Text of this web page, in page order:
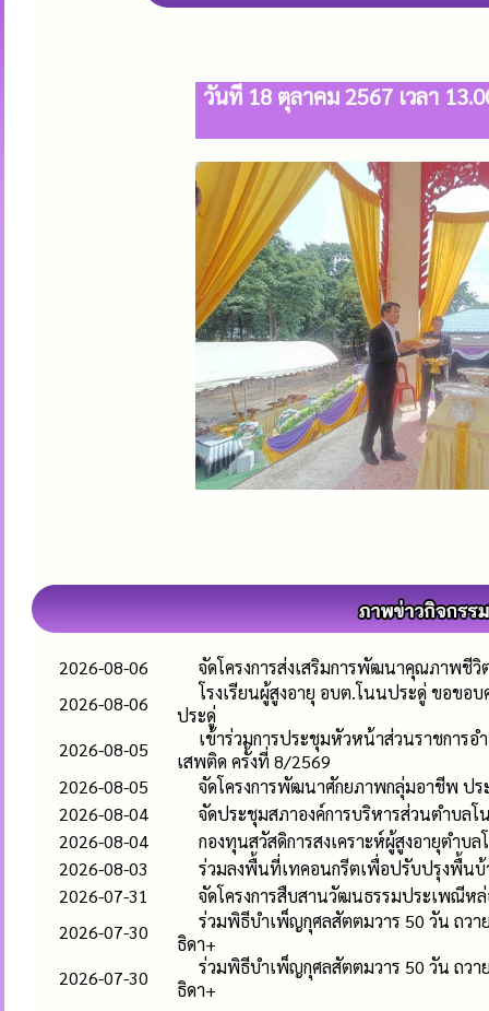
วันที่ 18 ตุลาคม 2567 เวลา
2026-08-06
จัดโครงการส่งเสริมการพัฒนาคุณภาพชี
2026-08-06
โรงเรียนผู้สูงอายุ อบต.โนนประดู่ ขอขอ
ประดู่
2026-08-05
เข้าร่วมการประชุมหัวหน้าส่วนราชการ
เสพติด ครั้งที่ 8/2569
2026-08-05
จัดโครงการพัฒนาศักยภาพกลุ่มอาชีพ ป
2026-08-04
จัดประชุมสภาองค์การบริหารส่วนตำบล
2026-08-04
กองทุนสวัสดิการสงเคราะห์ผู้สูงอายุตำบ
2026-08-03
ร่วมลงพื้นที่เทคอนกรีตเพื่อปรับปรุงพื้น
2026-07-31
จัดโครงการสืบสานวัฒนธรรมประเพณีห
2026-07-30
ร่วมพิธีบำเพ็ญกุศลสัตตมวาร 50 วัน ถวา
ธิดา+
2026-07-30
ร่วมพิธีบำเพ็ญกุศลสัตตมวาร 50 วัน ถวา
ธิดา+